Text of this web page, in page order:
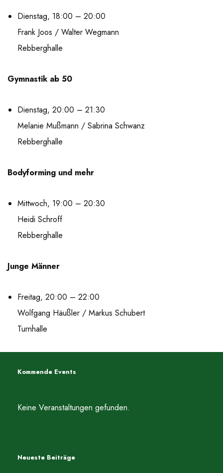
Dienstag, 18:00 – 20:00
Frank Joos / Walter Wegmann
Rebberghalle
Gymnastik ab 50
Dienstag, 20:00 – 21:30
Melanie Mußmann / Sabrina Schwanz
Rebberghalle
Bodyforming und mehr
Mittwoch, 19:00 – 20:30
Heidi Schroff
Rebberghalle
Junge Männer
Freitag, 20:00 – 22:00
Wolfgang Häußler / Markus Schubert
Turnhalle
Kommende Events
Keine Veranstaltungen gefunden.
Neueste Beiträge